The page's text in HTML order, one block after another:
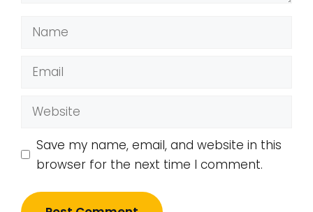
Name
Email
Website
Save my name, email, and website in this
browser for the next time I comment.